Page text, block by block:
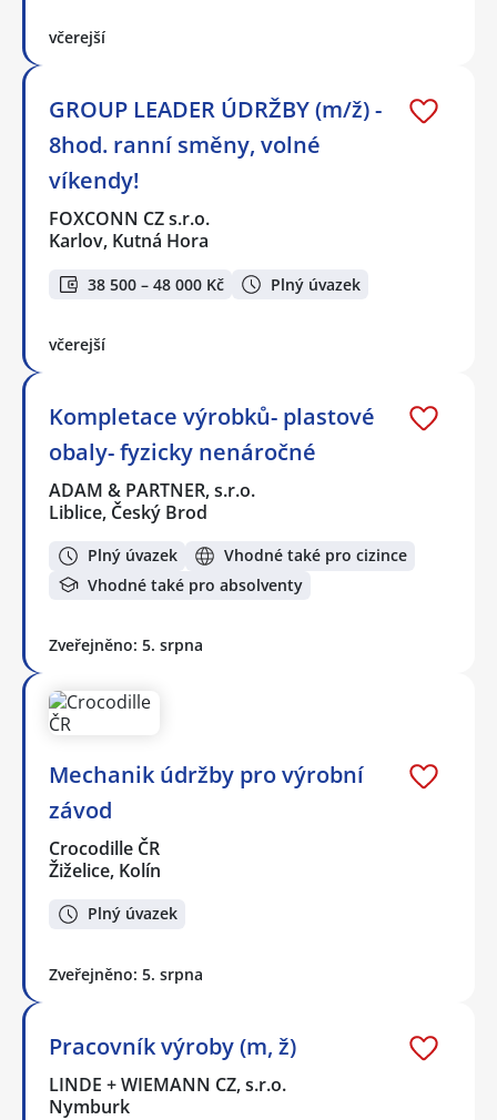
včerejší
GROUP LEADER ÚDRŽBY (m/ž) -
8hod. ranní směny, volné
víkendy!
FOXCONN CZ s.r.o.
Karlov, Kutná Hora
38 500 – 48 000 Kč Plný úvazek
včerejší
Kompletace výrobků- plastové
obaly- fyzicky nenáročné
ADAM & PARTNER, s.r.o.
Liblice, Český Brod
Plný úvazek
Vhodné také pro cizince
Vhodné také pro absolventy
Zveřejněno: 5. srpna
Mechanik údržby pro výrobní
závod
Crocodille ČR
Žiželice, Kolín
Plný úvazek
Zveřejněno: 5. srpna
Pracovník výroby (m, ž)
LINDE + WIEMANN CZ, s.r.o.
Nymburk